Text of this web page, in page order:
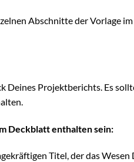
Abschnitte der Vorlage
Deines Projektberichts. Es
Deckblatt enthalten sein:
Titel, der das